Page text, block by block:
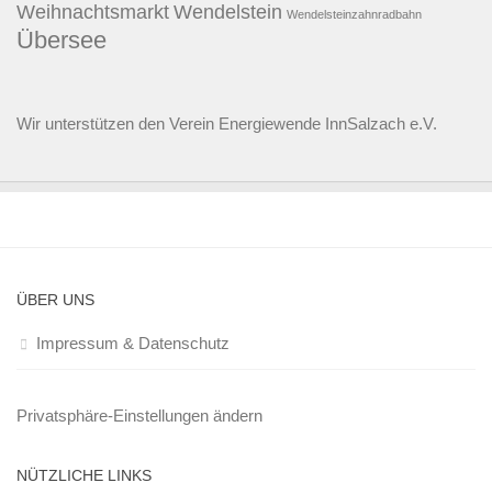
Weihnachtsmarkt Wendelstein Wendelsteinzahnradbahn
Übersee
Wir unterstützen den Verein Energiewende InnSalzach e.V.
ÜBER UNS
Impressum & Datenschutz
Privatsphäre-Einstellungen ändern
NÜTZLICHE LINKS